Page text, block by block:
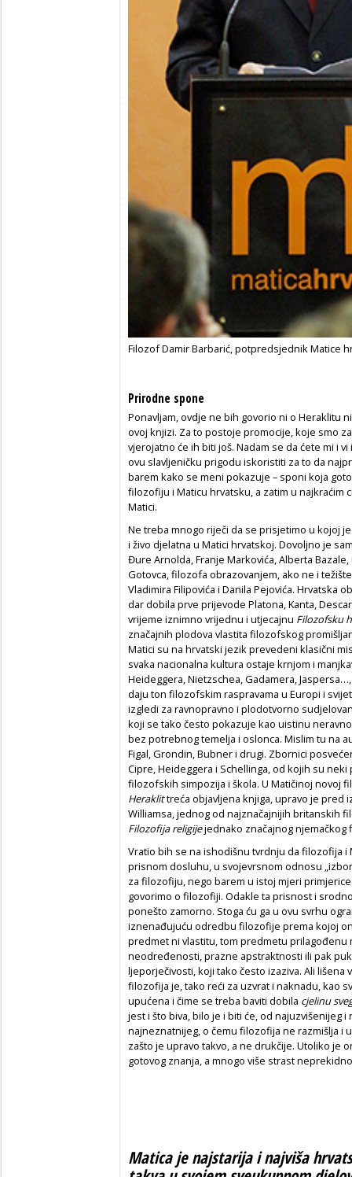
Filozof Damir Barbarić, potpredsjednik Matice
Prirodne spone
Ponavljam, ovdje ne bih govorio ni o Heraklitu
ovoj knjizi. Za to postoje promocije, koje smo
vjerojatno će ih biti još. Nadam se da ćete mi i
ovu slavljeničku prigodu iskoristiti za to da
barem kako se meni pokazuje – sponi koja
filozofiju i Maticu hrvatsku, a zatim u najkraćim
Matici.
Ne treba mnogo riječi da se prisjetimo u kojoj
i živo djelatna u Matici hrvatskoj. Dovoljno je
Đure Arnolda, Franje Markovića, Alberta
Gotovca, filozofa obrazovanjem, ako ne i
Vladimira Filipovića i Danila Pejovića. Hrvatska
dar dobila prve prijevode Platona, Kanta,
vrijeme iznimno vrijednu i utjecajnu Filozofsku
značajnih plodova vlastita filozofskog
Matici su na hrvatski jezik prevedeni klasični
svaka nacionalna kultura ostaje krnjom i
Heideggera, Nietzschea, Gadamera,
daju ton filozofskim raspravama u Europi i
izgledi za ravnopravno i plodotvorno
koji se tako često pokazuje kao uistinu
bez potrebnog temelja i oslonca. Mislim tu na
Figal, Grondin, Bubner i drugi. Zbornici
Cipre, Heideggera i Schellinga, od kojih su
filozofskih simpozija i škola. U Matičinoj novoj
Heraklittreća objavljena knjiga, upravo je pred
Williamsa, jednog od najznačajnijih britanskih
Filozofija religijejednako značajnog njemačkog
Vratio bih se na ishodišnu tvrdnju da filozofija i
prisnom dosluhu, u svojevrsnom odnosu
za filozofiju, nego barem u istoj mjeri
govorimo o filozofiji. Odakle ta prisnost i
ponešto zamorno. Stoga ću ga u ovu svrhu
iznenađujuću odredbu filozofije prema kojoj
predmet ni vlastitu, tom predmetu
neodređenosti, prazne apstraktnosti ili pak
ljeporječivosti, koji tako često izaziva. Ali
filozofija je, tako reći za uzvrat i naknadu, kao
upućena i čime se treba baviti dobila cjelinu
jest i što biva, bilo je i biti će, od najuzvišenijeg
najneznatnijeg, o čemu filozofija ne razmišlja i
zašto je upravo takvo, a ne drukčije. Utoliko je
gotovog znanja, a mnogo više strast
Matica je najstarija i najviša